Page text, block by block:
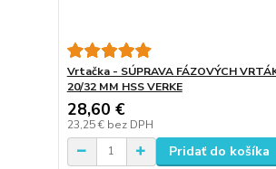
Vrtačka - SÚPRAVA FÁZOVÝCH
20/32 MM HSS VERKE
28,60 €
23,25 € bez DPH
Pridať do košíka